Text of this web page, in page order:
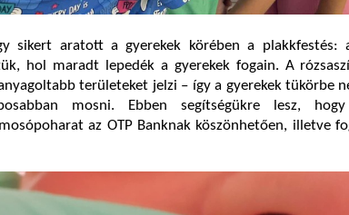
sikert aratott a gyerekek körében a plakkfestés:
hol maradt lepedék a gyerekek fogain. A
területeket jelzi – így a gyerekek tükörbe
mosni. Ebben segítségükre lesz,
az OTP Banknak köszönhetően, illetve